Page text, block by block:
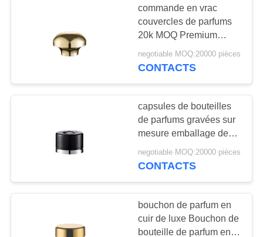
QUALITÉ
NOUS
NOUVELLES
bouteilles vides de
vernis à ongles
Bouteilles vides de
soins de la peau
commande en vrac
couvercles de parfums
20k MOQ Premium
Parfums Cap OEM
fabricant d'accessoires
negotiable MOQ:20000 pièces
CONTACTS
capsules de bouteilles
de parfums gravées sur
mesure emballage de
parfums de luxe
negotiable MOQ:20000 pièces
CONTACTS
bouchon de parfum en
cuir de luxe Bouchon de
bouteille de parfum en